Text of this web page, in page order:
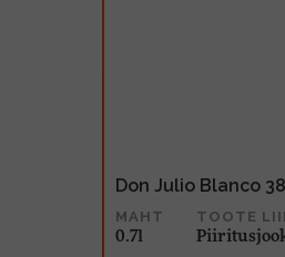
Don Julio Blanco
MAHT
0.7l
TOOTE